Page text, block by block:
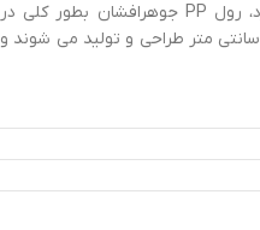
همان رول آپ قابل استفاده قرار میگیرد، رول PP جوهرافشان بطور کلی در
عرض های مختلف ، 50، 45، 60، 90 و 106 سانتی متر طراحی و تولید می شوند و